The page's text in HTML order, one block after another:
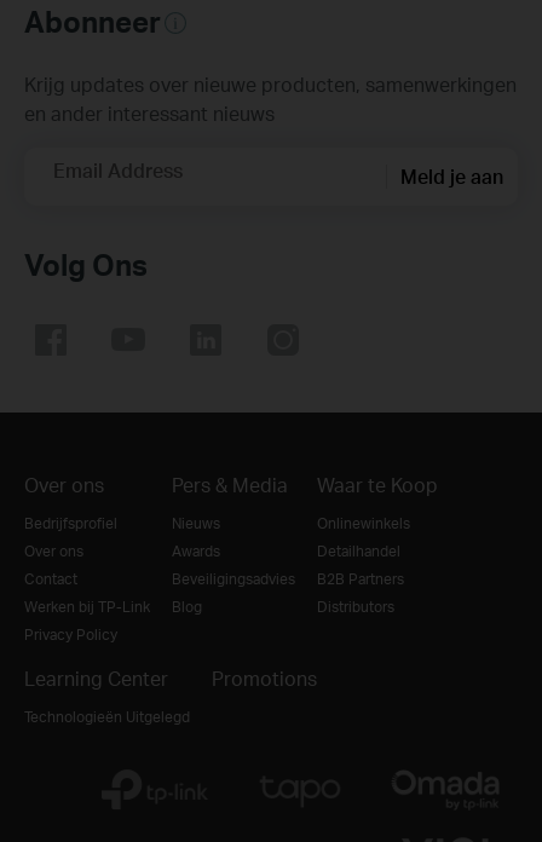
Abonneer
Krijg updates over nieuwe producten, samenwerkingen
en ander interessant nieuws
Email Address Meld je aan
Volg Ons
Over ons
Bedrijfsprofiel
Over ons
Contact
Werken bij TP-Link
Privacy Policy
Pers & Media
Nieuws
Awards
Beveiligingsadvies
Blog
Waar te Koop
Onlinewinkels
Detailhandel
B2B Partners
Distributors
Learning Center
Technologieën Uitgelegd
Promotions